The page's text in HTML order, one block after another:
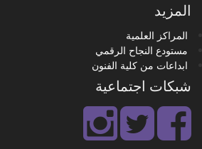
المزيد
المراكز العلمية
مستودع النجاح الرقمي
ابداعات من كلية الفنون
شبكات اجتماعية